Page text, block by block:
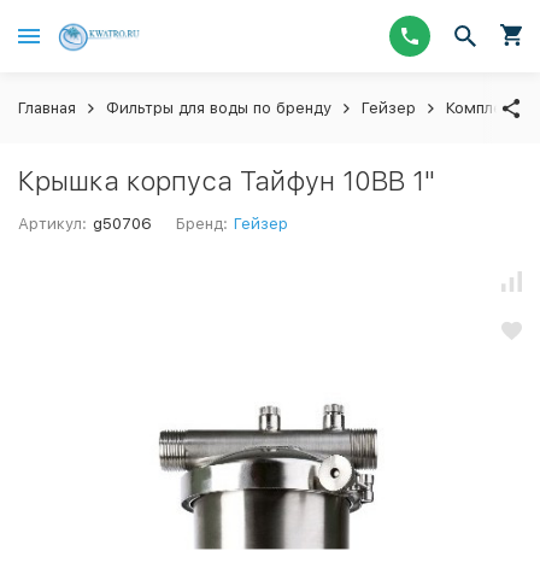
Главная Фильтры для воды по бренду Гейзер
Крышка корпуса Тайфун 10BB 1"
Артикул: g50706 Бренд: Гейзер